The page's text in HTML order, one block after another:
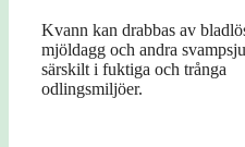
Kvann kan drabbas av
mjöldagg och andra
särskilt i fuktiga och trånga
odlingsmiljöer.